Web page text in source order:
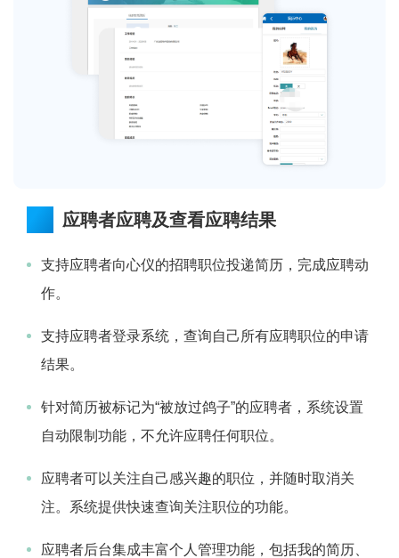
应聘者应聘及查看应聘结果
支持应聘者向心仪的招聘职位投递简历，完成应聘动
作。
支持应聘者登录系统，查询自己所有应聘职位的申请
结果。
针对简历被标记为“被放过鸽子”的应聘者，系统设置
自动限制功能，不允许应聘任何职位。
应聘者可以关注自己感兴趣的职位，并随时取消关
注。系统提供快速查询关注职位的功能。
应聘者后台集成丰富个人管理功能，包括我的简历、